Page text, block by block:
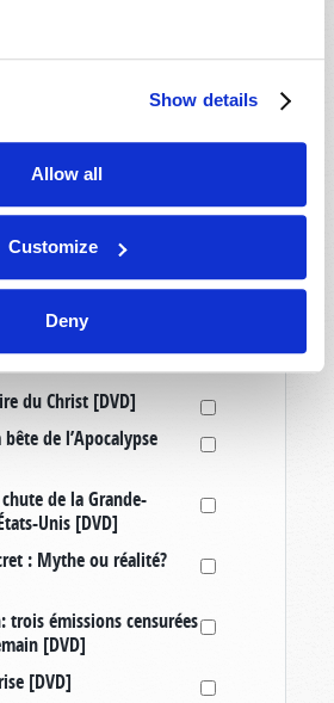
Show details
Allow all
Customize
Deny
monde: Point de vue du
[DVD]
tribulation [DVD]
dans un monde
du Christ [DVD]
de l’Apocalypse
de la Grande-
Unis [DVD]
: Mythe ou réalité?
trois émissions censurées
[DVD]
[DVD]